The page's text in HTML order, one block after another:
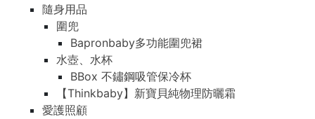
隨身用品
圍兜
Bapronbaby多功能圍兜裙
水壺、水杯
BBox 不鏽鋼吸管保冷杯
【Thinkbaby】新寶貝純物理防曬霜
愛護照顧